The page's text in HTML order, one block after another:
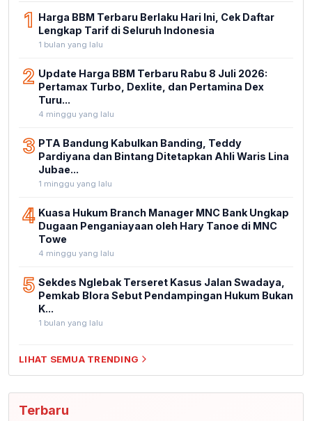
1 Harga BBM Terbaru Berlaku Hari Ini, Cek Daftar
Lengkap Tarif di Seluruh Indonesia
1 bulan yang lalu
2 Update Harga BBM Terbaru Rabu 8 Juli 2026:
Pertamax Turbo, Dexlite, dan Pertamina Dex
Turu...
4 minggu yang lalu
3 PTA Bandung Kabulkan Banding, Teddy
Pardiyana dan Bintang Ditetapkan Ahli Waris Lina
Jubae...
1 minggu yang lalu
4 Kuasa Hukum Branch Manager MNC Bank Ungkap
Dugaan Penganiayaan oleh Hary Tanoe di MNC
Towe
4 minggu yang lalu
5 Sekdes Nglebak Terseret Kasus Jalan Swadaya,
Pemkab Blora Sebut Pendampingan Hukum Bukan
K...
1 bulan yang lalu
LIHAT SEMUA TRENDING
Terbaru